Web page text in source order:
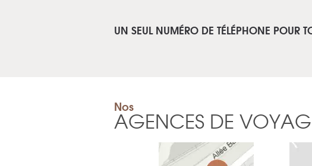
UN SEUL NUMÉRO DE TÉLÉPHONE POUR
Nos
AGENCES DE